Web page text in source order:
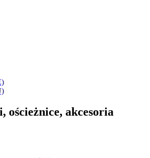
ościeżnice, akcesoria